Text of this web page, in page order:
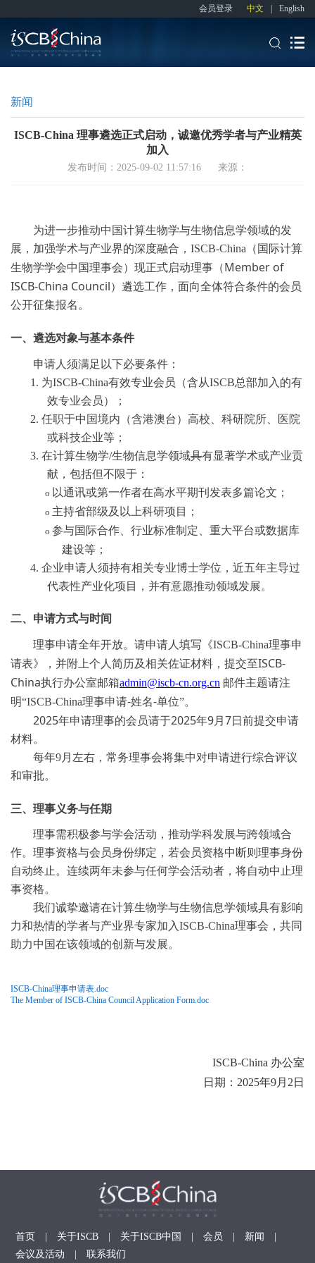
会员登录 中文 English
新闻
ISCB-China 理事遴选正式启动，诚邀优秀学者与产业精英
加入
发布时间：2025-09-02 11:57:16 来源：
为进一步推动中国计算生物学与生物信息学领域的发
展，加强学术与产业界的深度融合， ISCB-China （国际计算
生物学学会中国理事会）现正式启动理事 （Member of
ISCB-China Council） 遴选工作，面向全体符合条件的会员
公开征集报名。
一、遴选对象与基本条件
申请人须满足以下必要条件：
1. 为ISCB-China有效专业会员（含从ISCB总部加入的有
效专业会员）
；
2. 任职于中国境内（含港澳台） 高校、科研院所、医院
或科技企业等；
3. 在计算生物学/生物信息学领域具有显著学术或产业贡
献，包括但不限于：
o 以通讯或第一作者在高水平期刊发表多篇论文；
o 主持省部级及以上科研项目；
o 参与国际合作、行业标准制定、重大平台或数据库
建设等；
4. 企业申请人须持有相关专业博士学位，近五年主导过
代表性产业化项目，并有意愿推动领域发展。
二、申请方式与时间
理事申请全年开放。请申请人填写《ISCB-China理事申
请表》，并附上个人简历及相关佐证材料，提交至ISCB-
China执行办公室邮箱admin@iscb-cn.org.cn 邮件主题请注
明“ISCB-China理事申请-姓名-单位”。
2025年申请理事的会员请于2025年9月 7日前提交申请
材料。
每年9月左右，常务理事会将集中对申请进行综合评议
和审批。
三、理事义务与任期
理事需积极参与学会活动，推动学科发展与跨领域合
作。理事资格与会员身份绑定，若会员资格中断则理事身份
自动终止。连续两年未参与任何学会活动者，将自动中止理
事资格。
我们诚挚邀请在计算生物学与生物信息学领域具有影响
力和热情的学者与产业界专家加入ISCB-China理事会，共同
助力中国在该领域的创新与发展。
ISCB-China理事申请表.doc
The Member of ISCB-China Council Application Form.doc
ISCB-China 办公室
日期：2025年9月2日
首页 关于ISCB 关于ISCB中国 会员 新闻
会议及活动
联系我们